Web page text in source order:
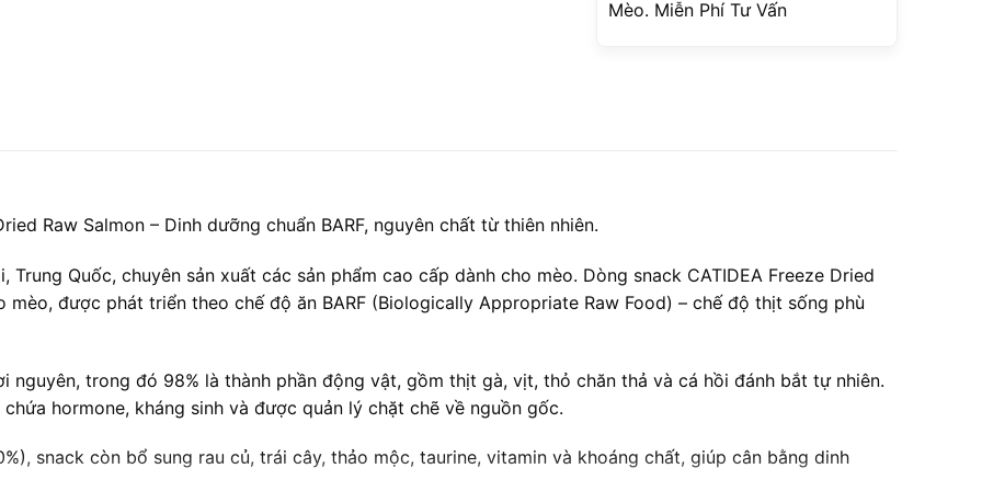
Mèo. Miễn Phí Tư Vấn
Raw Salmon – Dinh dưỡng chuẩn BARF, nguyên chất từ thiên nhiên.
Quốc, chuyên sản xuất các sản phẩm cao cấp dành cho mèo. Dòng snack CATIDEA Freeze Dried
mèo, được phát triển theo chế độ ăn BARF (Biologically Appropriate Raw Food) – chế độ thịt sống phù
nguyên, trong đó 98% là thành phần động vật, gồm thịt gà, vịt, thỏ chăn thả và cá hồi đánh bắt tự nhiên.
hormone, kháng sinh và được quản lý chặt chẽ về nguồn gốc.
snack còn bổ sung rau củ, trái cây, thảo mộc, taurine, vitamin và khoáng chất, giúp cân bằng dinh